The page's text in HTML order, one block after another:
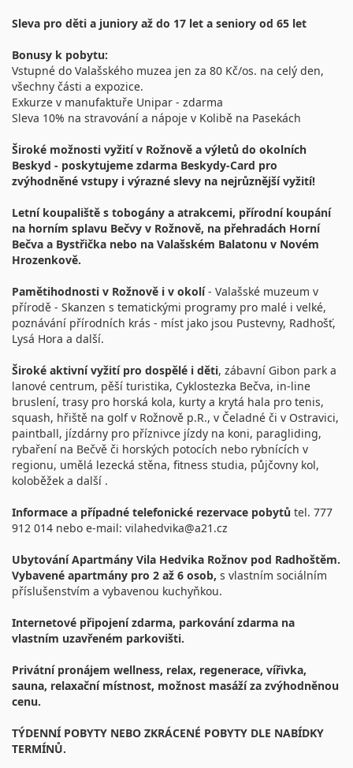
Sleva pro děti a juniory až do 17 let a seniory od 65 let
Bonusy k pobytu:
Vstupné do Valašského muzea jen za 80 Kč/os. na celý den,
všechny části a expozice.
Exkurze v manufaktuře Unipar - zdarma
Sleva 10% na stravování a nápoje v Kolibě na Pasekách
Široké možnosti vyžití v Rožnově a výletů do okolních
Beskyd - poskytujeme zdarma Beskydy-Card pro
zvýhodněné vstupy i výrazné slevy na nejrůznější vyžití!
Letní koupaliště s tobogány a atrakcemi, přírodní koupání
na horním splavu Bečvy v Rožnově, na přehradách Horní
Bečva a Bystřička nebo na Valašském Balatonu v Novém
Hrozenkově.
Pamětihodnosti v Rožnově i v okolí- Valašské muzeum v
přírodě - Skanzen s tematickými programy pro malé i velké,
poznávání přírodních krás - míst jako jsou Pustevny, Radhošť,
Lysá Hora a další.
Široké aktivní vyžití pro dospělé i děti, zábavní Gibon park a
lanové centrum, pěší turistika, Cyklostezka Bečva, in-line
bruslení, trasy pro horská kola, kurty a krytá hala pro tenis,
squash, hřiště na golf v Rožnově p.R., v Čeladné či v Ostravici,
paintball, jízdárny pro příznivce jízdy na koni, paragliding,
rybaření na Bečvě či horských potocích nebo rybnících v
regionu, umělá lezecká stěna, fitness studia, půjčovny kol,
koloběžek a další .
Informace a případné telefonické rezervace pobytů tel. 777
912 014 nebo e-mail: vilahedvika@a21.cz
Ubytování Apartmány Vila Hedvika Rožnov pod Radhoštěm.
Vybavené apartmány pro 2 až 6 osob, s vlastním sociálním
příslušenstvím a vybavenou kuchyňkou.
Internetové připojení zdarma, parkování zdarma na
vlastním uzavřeném parkovišti.
Privátní pronájem wellness, relax, regenerace, vířivka,
sauna, relaxační místnost, možnost masáží za zvýhodněnou
cenu.
TÝDENNÍ POBYTY NEBO ZKRÁCENÉ POBYTY DLE NABÍDKY
TERMÍNŮ.